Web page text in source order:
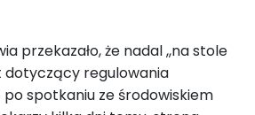
przekazało, że nadal ,,na stole
dotyczący regulowania
po spotkaniu ze środowiskiem